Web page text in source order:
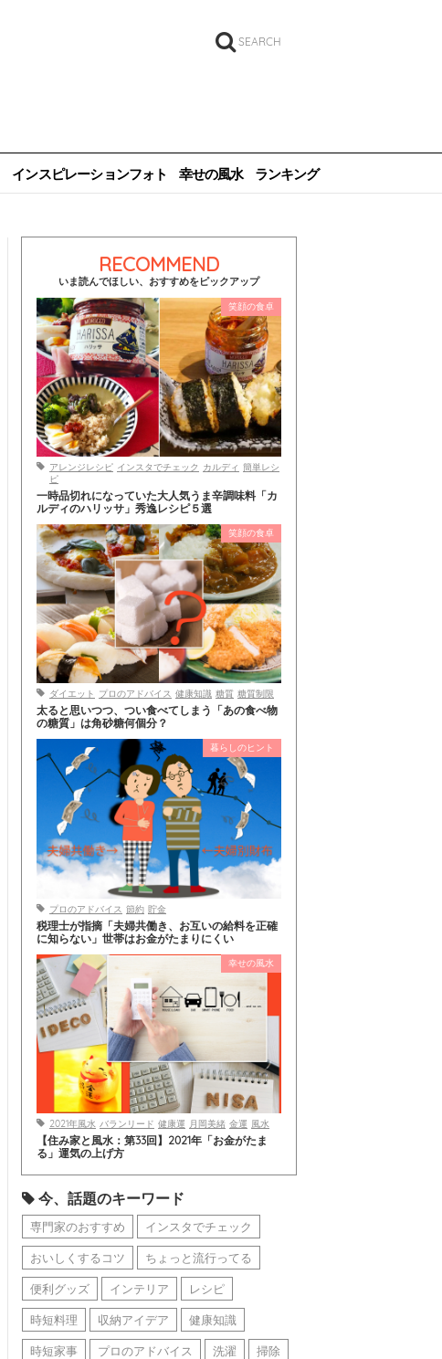
SEARCH
インスピレーションフォト 幸せの風水 ランキング
RECOMMEND
いま読んでほしい、おすすめをピックアップ
笑顔の食卓
アレンジレシピ インスタでチェック カルディ 簡単レシ
ピ
一時品切れになっていた大人気うま辛調味料「カ
ルディのハリッサ」秀逸レシピ５選
笑顔の食卓
ダイエット プロのアドバイス 健康知識 糖質 糖質制限
太ると思いつつ、つい食べてしまう「あの食べ物
の糖質」は角砂糖何個分？
暮らしのヒント
プロのアドバイス 節約 貯金
税理士が指摘「夫婦共働き、お互いの給料を正確
に知らない」世帯はお金がたまりにくい
幸せの風水
2021年風水 バランリード 健康運 月岡美緒 金運 風水
【住み家と風水：第33回】2021年「お金がたま
る」運気の上げ方
今、話題のキーワード
専門家のおすすめ インスタでチェック
おいしくするコツ ちょっと流行ってる
便利グッズ インテリア レシピ
時短料理 収納アイデア 健康知識
時短家事 プロのアドバイス 洗濯 掃除